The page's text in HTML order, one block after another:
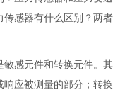
传感器有什么区别？两者
敏感元件和转换元件。其
应被测量的部分；转换